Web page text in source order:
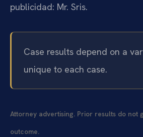
publicidad: Mr. Sris.
Case results depend on a
unique to each case.
Attorney advertising. Prior results do not
outcome.